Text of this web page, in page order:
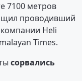
7100 метров
проводивший
Heli
Times.
сорвались